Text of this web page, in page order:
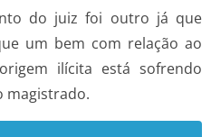
do juiz foi outro já que
um bem com relação ao
ilícita está sofrendo
magistrado.